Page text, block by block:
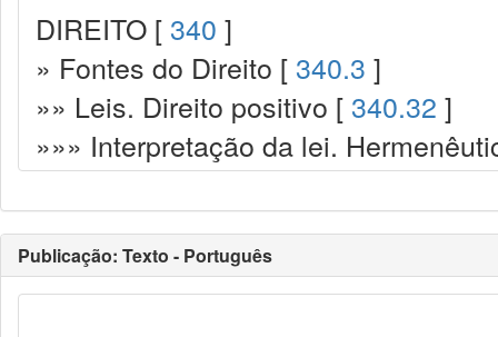
DIREITO [ 340 ]
» Fontes do Direito [ 340.3 ]
»» Leis. Direito positivo [ 340.32 ]
»»» Interpretação da lei.
Publicação: Texto - Português